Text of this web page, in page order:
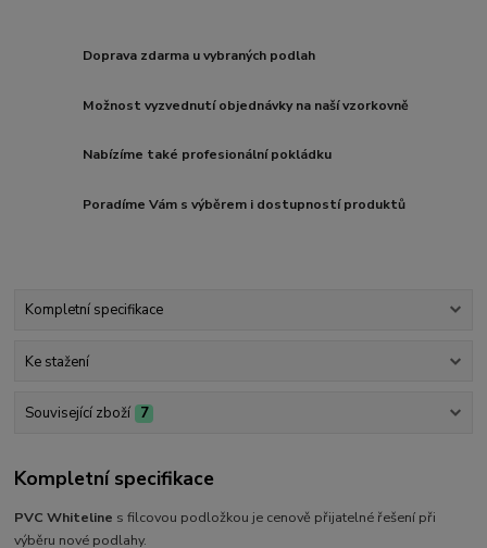
Doprava zdarma u vybraných podlah
Možnost vyzvednutí objednávky na naší vzorkovně
Nabízíme také profesionální pokládku
Poradíme Vám s výběrem i dostupností produktů
Kompletní specifikace
Ke stažení
Související zboží 7
Kompletní specifikace
PVCWhiteline s filcovou podložkou je cenově přijatelné řešení při
výběru nové podlahy.